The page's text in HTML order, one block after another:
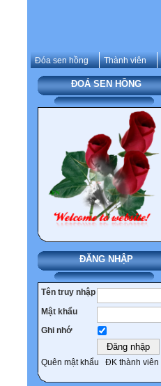
Đóa sen hồng Thành viên
ĐOÁ SEN HỒNG
ĐĂNG NHẬP
Tên truy nhập
Mật khẩu
Ghi nhớ
Quên mật khẩu ĐK thành viên